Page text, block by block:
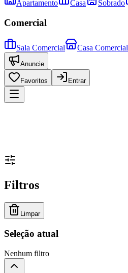
Apartamento Casa Sobrado
Comercial
Sala Comercial Casa Comercial
Anuncie
Favoritos Entrar
Filtros
Limpar
Seleção atual
Nenhum filtro